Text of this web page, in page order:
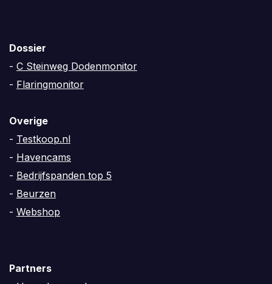
Dossier
- C Steinweg Dodenmonitor
- Flaringmonitor
Overige
- Testkoop.nl
- Havencams
- Bedrijfspanden top 5
- Beurzen
- Webshop
Partners